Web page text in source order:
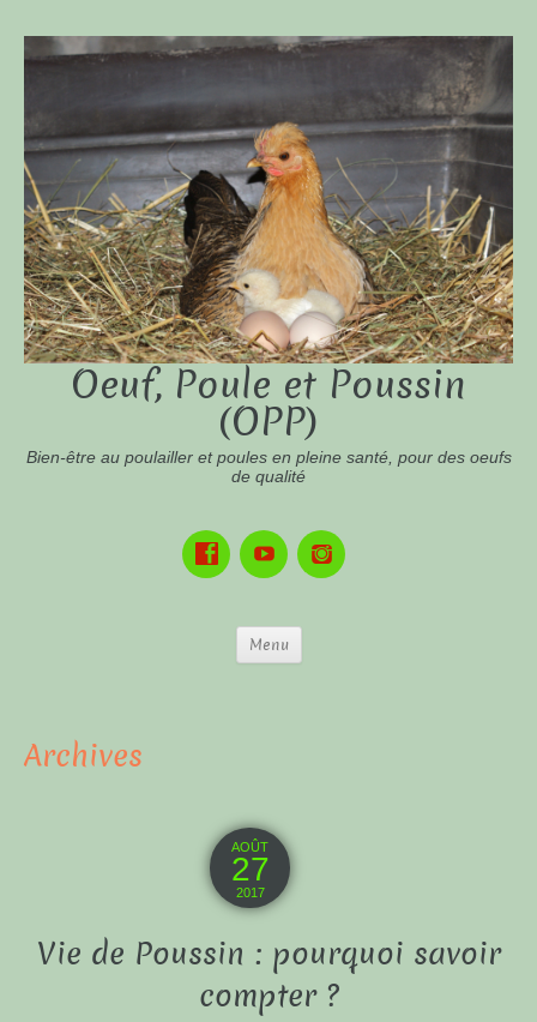
Oeuf, Poule et Poussin
(OPP)
Bien-être au poulailler et poules en pleine santé, pour des oeufs
de qualité
Menu
Archives
AOÛT
27
2017
Vie de Poussin : pourquoi savoir
compter ?